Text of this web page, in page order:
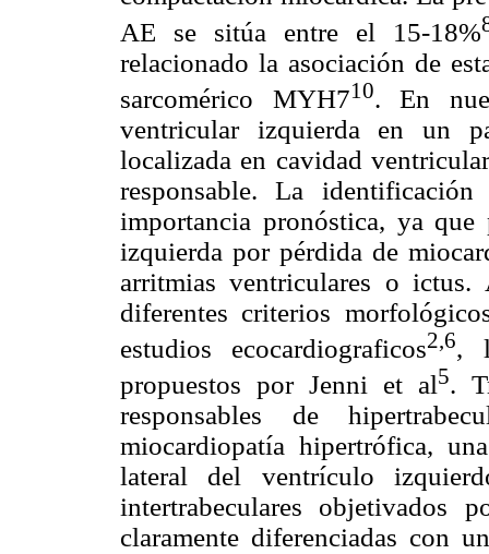
AE se sitúa entre el 15-18%
relacionado la asociación de
sarcomérico MYH710. En
ventricular izquierda en un
localizada en cavidad
responsable. La
importancia pronóstica, ya
izquierda por pérdida de
arritmias ventriculares o ictus.
diferentes criterios
estudios ecocardiograficos2,6,
propuestos por Jenni et al5.
responsables de
miocardiopatía hipertrófica,
lateral del ventrículo
intertrabeculares objetivados
claramente diferenciadas con